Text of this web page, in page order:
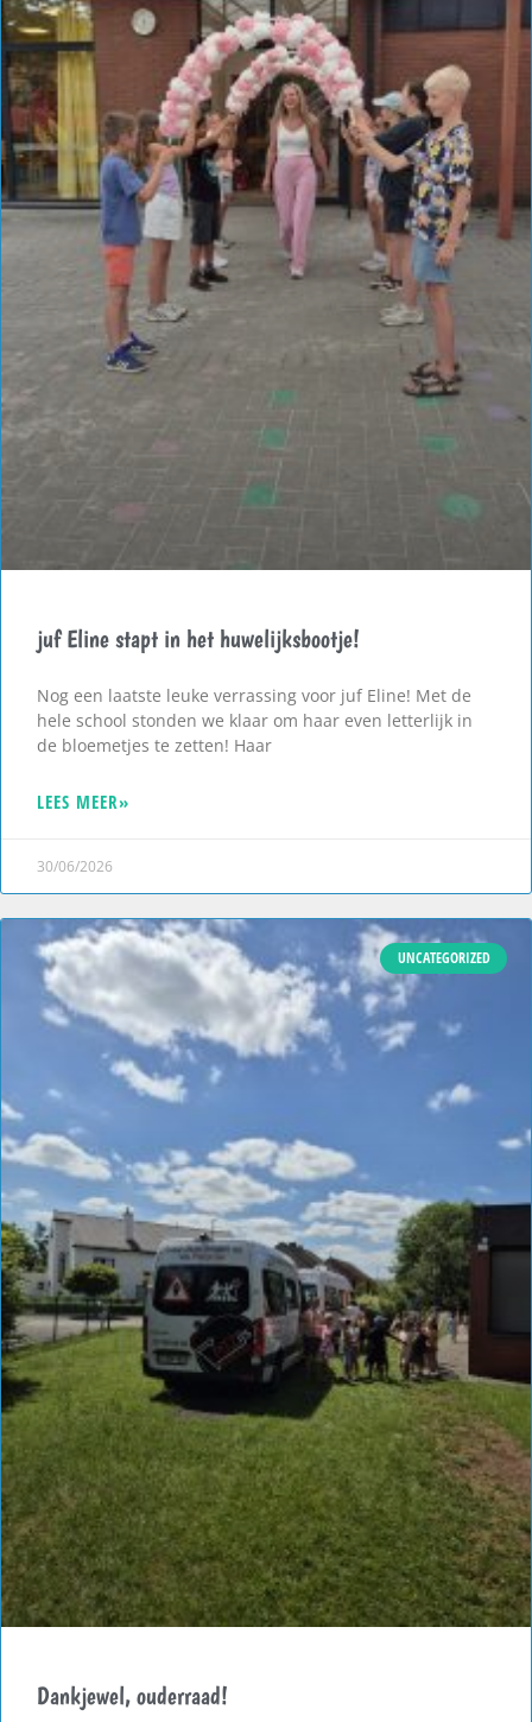
juf Eline stapt in het huwelijksbootje!
Nog een laatste leuke verrassing voor juf Eline! Met de
hele school stonden we klaar om haar even letterlijk in
de bloemetjes te zetten! Haar
LEES MEER»
30/06/2026
UNCATEGORIZED
Dankjewel, ouderraad!